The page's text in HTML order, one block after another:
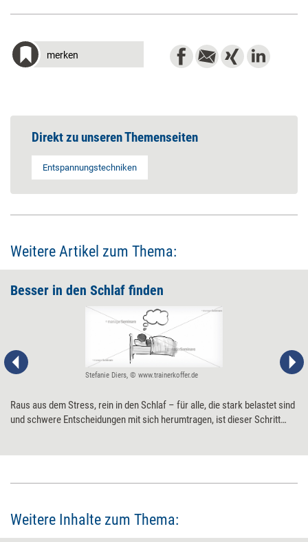
merken
Direkt zu unseren Themenseiten
Entspannungstechniken
Weitere Artikel zum Thema:
Besser in den Schlaf finden
Stefanie Diers, © www.trainerkoffer.de
Raus aus dem Stress, rein in den Schlaf – für alle, die stark belastet sind
und schwere Entscheidungen mit sich herumtragen, ist dieser Schritt
Weitere Inhalte zum Thema: